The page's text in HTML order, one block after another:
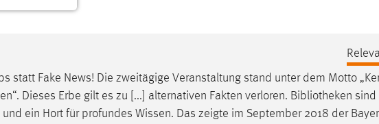
statt Fake News! Die zweitägige Veranstaltung stand unter dem Motto
“. Dieses Erbe gilt es zu [...] alternativen Fakten verloren. Bibliotheken sind
ein Hort für profundes Wissen. Das zeigte im September 2018 der